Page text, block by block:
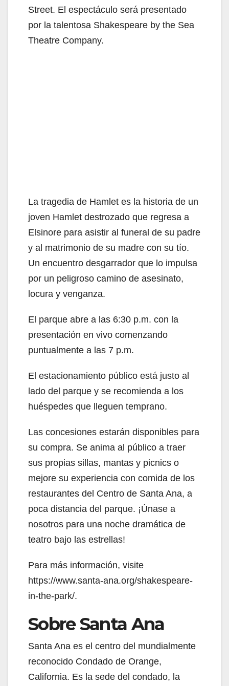
Street. El espectáculo será presentado
por la talentosa Shakespeare by the Sea
Theatre Company.
La tragedia de Hamlet es la historia de un
joven Hamlet destrozado que regresa a
Elsinore para asistir al funeral de su padre
y al matrimonio de su madre con su tío.
Un encuentro desgarrador que lo impulsa
por un peligroso camino de asesinato,
locura y venganza.
El parque abre a las 6:30 p.m. con la
presentación en vivo comenzando
puntualmente a las 7 p.m.
El estacionamiento público está justo al
lado del parque y se recomienda a los
huéspedes que lleguen temprano.
Las concesiones estarán disponibles para
su compra. Se anima al público a traer
sus propias sillas, mantas y picnics o
mejore su experiencia con comida de los
restaurantes del Centro de Santa Ana, a
poca distancia del parque. ¡Únase a
nosotros para una noche dramática de
teatro bajo las estrellas!
Para más información, visite
https://www.santa-ana.org/shakespeare-
in-the-park/.
Sobre Santa Ana
Santa Ana es el centro del mundialmente
reconocido Condado de Orange,
California. Es la sede del condado, la